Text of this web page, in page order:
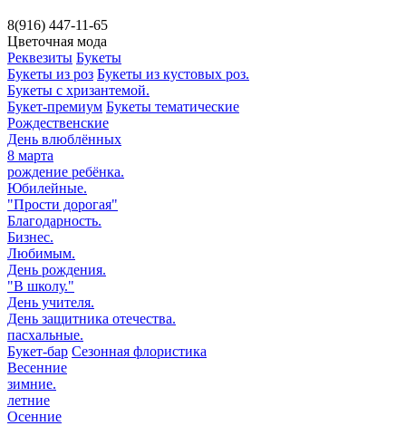
8(916) 447-11-65
Цветочная мода
Реквезиты Букеты
Букеты из роз Букеты из кустовых роз.
Букеты с хризантемой.
Букет-премиум Букеты тематические
Рождественские
День влюблённых
8 марта
рождение ребёнка.
Юбилейные.
"Прости дорогая"
Благодарность.
Бизнес.
Любимым.
День рождения.
"В школу."
День учителя.
День защитника отечества.
пасхальные.
Букет-бар Сезонная флористика
Весенние
зимние.
летние
Осенние